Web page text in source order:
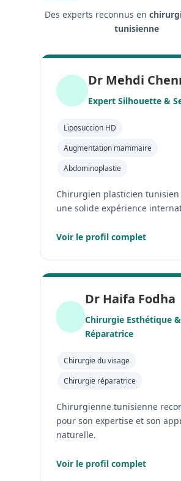
Des experts reconnus en
tunisienne
Dr Mehdi
Expert Silhouette &
Liposuccion HD
Augmentation mammaire
Abdominoplastie
Chirurgien plasticien tunisien
une solide expérience
Voir le profil complet
Dr Haifa Fodha
Chirurgie Esthétique &
Réparatrice
Chirurgie du visage
Chirurgie réparatrice
Chirurgienne tunisienne
pour son expertise et son
naturelle.
Voir le profil complet